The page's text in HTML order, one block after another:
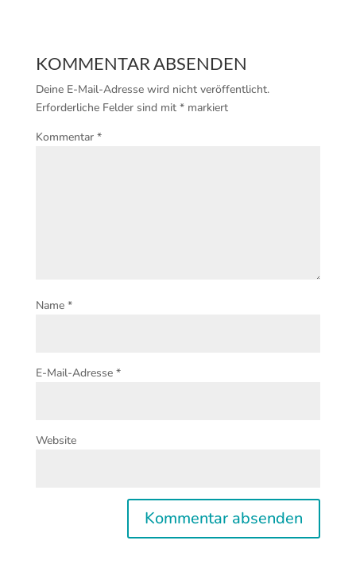
KOMMENTAR ABSENDEN
Deine E-Mail-Adresse wird nicht veröffentlicht.
Erforderliche Felder sind mit *markiert
Kommentar *
Name *
E-Mail-Adresse *
Website